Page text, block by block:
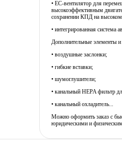
• EC-вентилятор для
высокоэффективным
сохранении КПД на
• интегрированная система
Дополнительные элементы
• воздушные заслонки;
• гибкие вставки;
• шумоглушители;
• канальный HEPA фильтр
• канальный охладитель...
Можно оформить заказ с
юридическими и